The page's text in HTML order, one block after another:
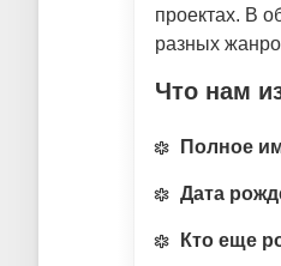
проектах. В
разных
Что нам
Полное
Дата
Кто еще